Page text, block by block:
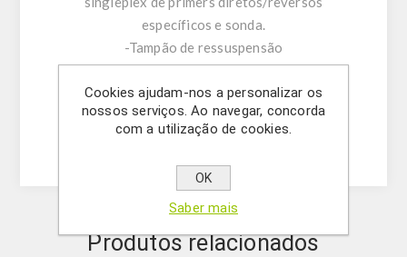
específicos e sonda.
-Tampão de ressuspensão
-DNase/RNase água livre
- (OPCIONAL) Controlo Interno
- Solução Mastermix
-Controlo positivo
Produtos relacionados
Cookies ajudam-nos a personalizar os
nossos serviços. Ao navegar, concorda
com a utilização de cookies.
OK
Saber mais